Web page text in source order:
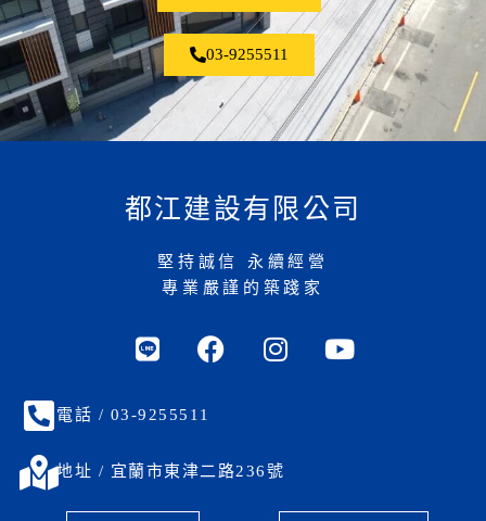
03-9255511
都江建設有限公司
堅持誠信 永續經營
專業嚴謹的築踐家
電話 / 03-9255511
地址 / 宜蘭市東津二路236號